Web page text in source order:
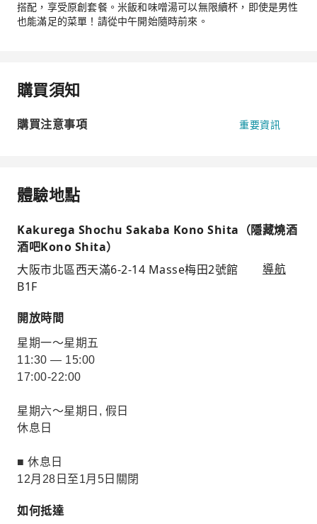
搭配，享受原創套餐。米飯和味噌湯可以無限續杯，即使是男性
也能滿足的菜單！請從中午開始隨時前來。
購買須知
購買注意事項 重要資訊
體驗地點
Kakurega Shochu Sakaba Kono Shita（隱藏燒酒
酒吧Kono Shita）
大阪市北區西天滿6-2-14 Masse梅田2號館
B1F
導航
開放時間
星期一～星期五
11:30 — 15:00
17:00-22:00
星期六～星期日, 假日
休息日
■ 休息日
12月28日至1月5日關閉
如何抵達